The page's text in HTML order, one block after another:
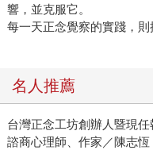
響，並克服它。
每一天正念覺察的實踐，則
名人推薦
台灣正念工坊創辦人暨現
諮商心理師、作家／陳志恆